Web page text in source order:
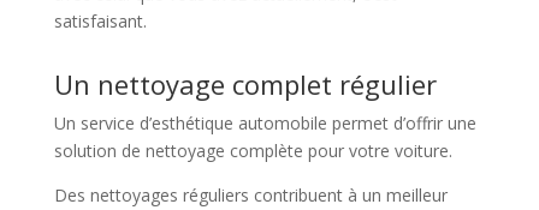
satisfaisant.
Un nettoyage complet régulier
Un service d’esthétique automobile permet d’offrir une
solution de nettoyage complète pour votre voiture.
Des nettoyages réguliers contribuent à un meilleur